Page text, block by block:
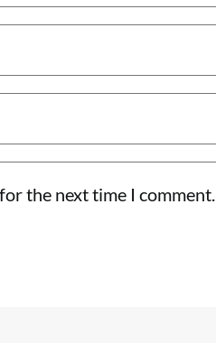
the next time I comment.